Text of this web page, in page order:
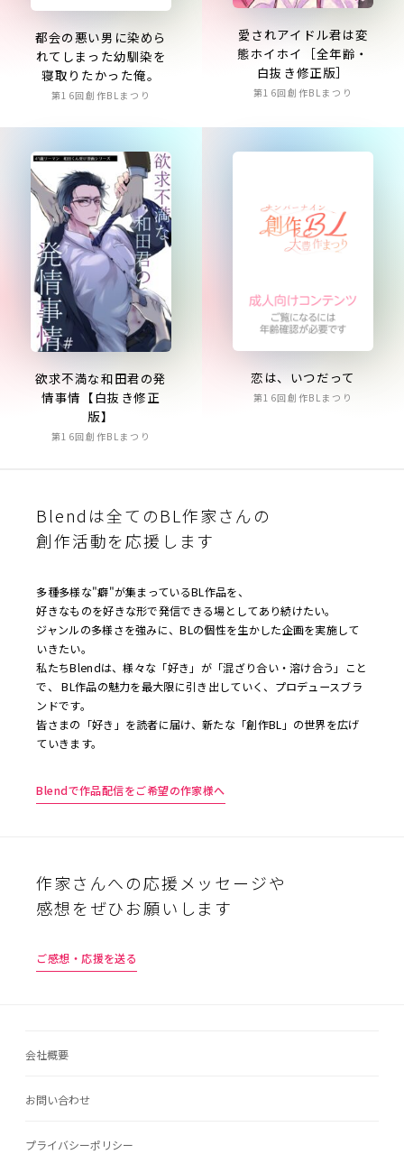
都会の悪い男に染めら
れてしまった幼馴染を
寝取りたかった俺。
第16回創作BLまつり
愛されアイドル君は変
態ホイホイ［全年齢・
白抜き修正版］
第16回創作BLまつり
欲求不満な和田君の発
情事情【白抜き修正
版】
第16回創作BLまつり
恋は、いつだって
第16回創作BLまつり
Blendは全てのBL作家さんの
創作活動を応援します
多種多様な"癖"が集まっているBL作品を、
好きなものを好きな形で発信できる場としてあり続けたい。
ジャンルの多様さを強みに、BLの個性を生かした企画を実施して
いきたい。
私たちBlendは、様々な「好き」が「混ざり合い・溶け合う」こと
で、 BL作品の魅力を最大限に引き出していく、プロデュースブラ
ンドです。
皆さまの「好き」を読者に届け、新たな「創作BL」の世界を広げ
ていきます。
Blendで作品配信をご希望の作家様へ
作家さんへの応援メッセージや
感想をぜひお願いします
ご感想・応援を送る
会社概要
お問い合わせ
プライバシーポリシー